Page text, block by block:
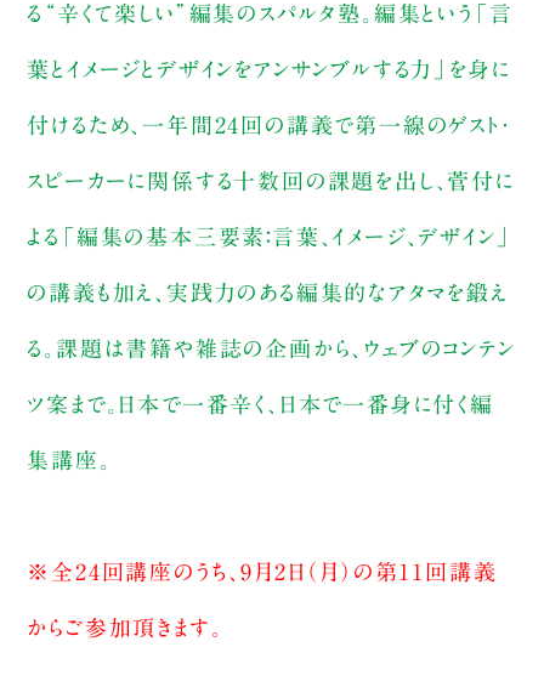
る“辛くて楽しい”編集のスパルタ塾。編集という「言
葉とイメージとデザインをアンサンブルする力」を身に
付けるため、一年間24回の講義で第一線のゲスト・
スピーカーに関係する十数回の課題を出し、菅付に
よる「編集の基本三要素：言葉、イメージ、デザイン」
の講義も加え、実践力のある編集的なアタマを鍛え
る。課題は書籍や雑誌の企画から、ウェブのコンテン
ツ案まで。日本で一番辛く、日本で一番身に付く編
集講座。
※全24回講座のうち、9月2日（月）の第11回講義
からご参加頂きます。